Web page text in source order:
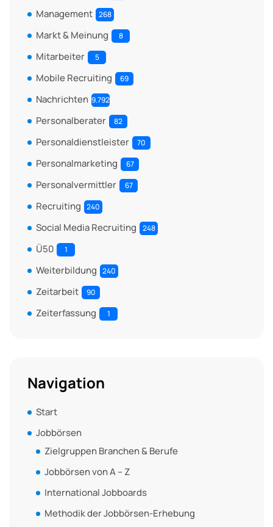
Management 268
Markt & Meinung 8
Mitarbeiter 5
Mobile Recruiting 69
Nachrichten 9.792
Personalberater 82
Personaldienstleister 70
Personalmarketing 67
Personalvermittler 67
Recruiting 240
Social Media Recruiting 248
Ü50 1
Weiterbildung 240
Zeitarbeit 90
Zeiterfassung 1
Navigation
Start
Jobbörsen
Zielgruppen Branchen & Berufe
Jobbörsen von A – Z
International Jobboards
Methodik der Jobbörsen-Erhebung